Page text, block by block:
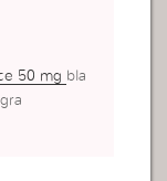
50 mg bla